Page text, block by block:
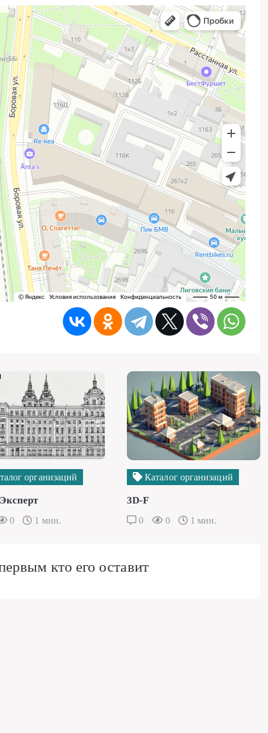
организаций
0 1 мин.
Каталог организаций
3D-F
0 0 1 мин.
кто его оставит